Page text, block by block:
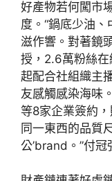
好產物若何闖市
度。“鍋底少油
滋作響。對著鏡
授，2.6萬粉絲在
起配合社組織主
友感觸感染海味
等8家企業簽約
同一東西的品質
公’brand。”付冠